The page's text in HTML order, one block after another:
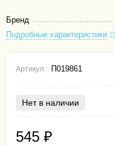
Бренд
Подробные характеристики
Артикул: П019861
Нет в наличии
545 ₽